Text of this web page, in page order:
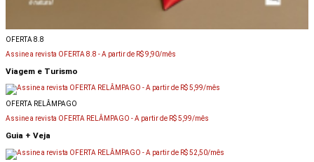
OFERTA 8.8
Assine a revista OFERTA 8.8 -A partir de R$ 9,90/mês
Viagem e Turismo
OFERTA RELÂMPAGO
Assine a revista OFERTA RELÂMPAGO -A partir de R$ 5,99/mês
Guia + Veja